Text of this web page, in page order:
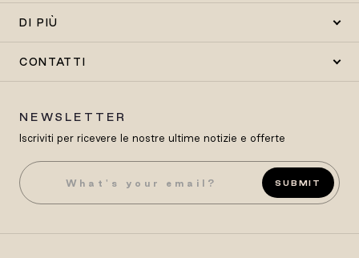
DI PIÙ
CONTATTI
NEWSLETTER
Iscriviti per ricevere le nostre ultime notizie e offerte
SUBMIT